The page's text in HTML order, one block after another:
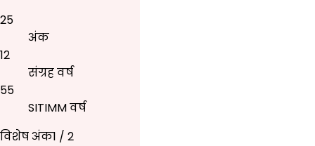
25
अंक
12
संग्रह वर्ष
55
SITIMM वर्ष
विशेष अंक1 / 2